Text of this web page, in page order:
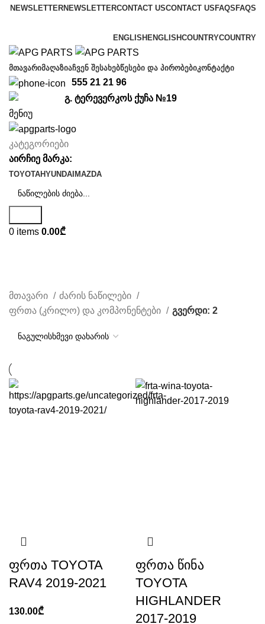
NEWSLETTERNEWSLETTERCONTACT USCONTACT US FAQS FAQS
ENGLISH ENGLISHCOUNTRYCOUNTRY
ᲛᲗᲐᲕᲐᲠᲘᲛᲐᲦᲐᲖᲘᲐᲩᲕᲔᲜ ᲨᲔᲡᲐᲮᲔᲑᲬᲔᲡᲔᲑᲘ ᲓᲐ ᲞᲘᲠᲝᲑᲔᲑᲘᲙᲝᲜᲢᲐᲥᲢᲘ
555 21 21 96
გ. ტერევერკოს ქუჩა №19
მენიუ
კატეგორიები
აირჩიე მარკა:
TOYOTAHYUNDAI MAZDA
0 items 0.00₾
მთავარი
ძარის ნაწილები
ფრთა (კრილო) და კომპონენტები
გვერდი: 2
ფრთა TOYOTA
RAV4 2019-2021
130.00₾
ფრთა წინა
TOYOTA
HIGHLANDER
2017-2019